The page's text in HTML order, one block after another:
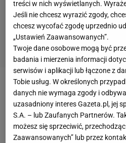
Leśny, wyrazisty aromat
komponuje się z daniami
miodu czy klarowanego
kompozycję smakową.
treści w nich wyświetlanych.
Jeśli nie chcesz wyrazić zgody,
chcesz wycofać zgodę uprzednio
„Ustawień Zaawansowanych”.
Twoje dane osobowe mogą być
badania i mierzenia informacji
serwisów i aplikacji lub łączone z
Tobie usług. W określonych
danych nie wymaga zgody i
uzasadniony interes Gazeta.pl, jej
S.A. – lub Zaufanych Partnerów.
możesz się sprzeciwić,
Zaawansowanych” lub przez